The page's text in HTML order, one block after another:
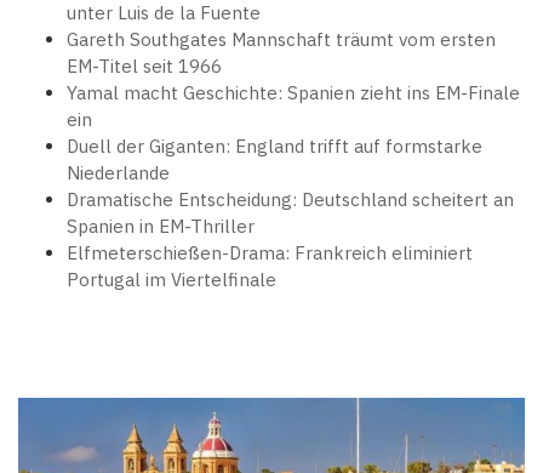
unter Luis de la Fuente
Gareth Southgates Mannschaft träumt vom ersten
EM-Titel seit 1966
Yamal macht Geschichte: Spanien zieht ins EM-Finale
ein
Duell der Giganten: England trifft auf formstarke
Niederlande
Dramatische Entscheidung: Deutschland scheitert an
Spanien in EM-Thriller
Elfmeterschießen-Drama: Frankreich eliminiert
Portugal im Viertelfinale